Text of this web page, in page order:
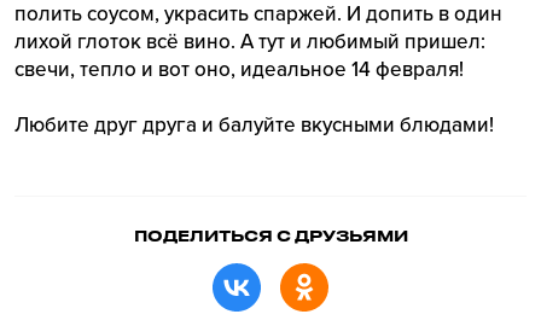
полить соусом, украсить спаржей. И допить в один
лихой глоток всё вино. А тут и любимый пришел:
свечи, тепло и вот оно, идеальное 14 февраля!
Любите друг друга и балуйте вкусными блюдами!
ПОДЕЛИТЬСЯ С ДРУЗЬЯМИ